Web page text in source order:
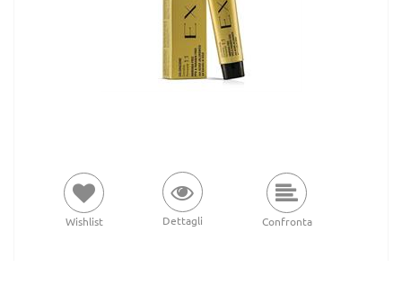
Wishlist Dettagli Confronta